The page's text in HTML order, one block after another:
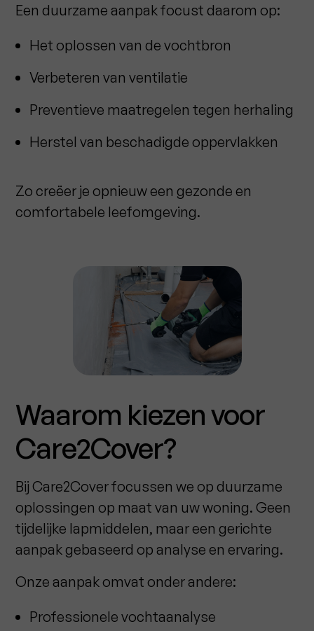
Een duurzame aanpak focust daarom op:
Het oplossen van de vochtbron
Verbeteren van ventilatie
Preventieve maatregelen tegen herhaling
Herstel van beschadigde oppervlakken
Zo creëer je opnieuw een gezonde en
comfortabele leefomgeving.
Waarom kiezen voor
Care2Cover?
Bij Care2Cover focussen we op duurzame
oplossingen op maat van uw woning. Geen
tijdelijke lapmiddelen, maar een gerichte
aanpak gebaseerd op analyse en ervaring.
Onze aanpak omvat onder andere:
Professionele vochtaanalyse